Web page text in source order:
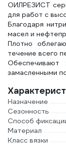
ОИЛРЕЗИСТ
для работ с
Благодаря
масел и
Плотно
течение всего
Обеспечивают
замасленными
Назначение
Сезонность
Способ
Материал
Класс вязки